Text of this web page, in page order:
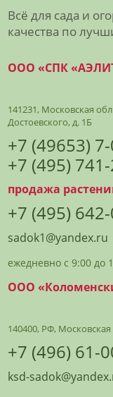
Всё для сада и
качества по
ООО «СПК
141231, Московская
Достоевского, д. 1Б
+7 (49653)
+7 (495)
продажа
+7 (495)
sadok1@yandex.ru
ежедневно с 9:00 до
ООО
140400, РФ,
+7 (496) 61-
ksd-